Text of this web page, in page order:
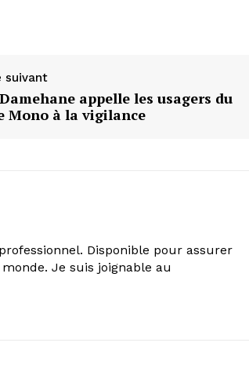
suivant
appelle les usagers du
Mono à la vigilance
Disponible pour assurer
Je suis joignable au